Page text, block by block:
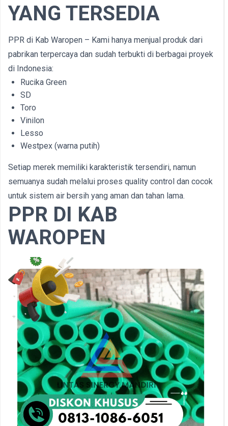
YANG TERSEDIA
PPR di Kab Waropen – Kami hanya menjual produk dari
pabrikan terpercaya dan sudah terbukti di berbagai proyek
di Indonesia:
Rucika Green
SD
Toro
Vinilon
Lesso
Westpex (warna putih)
Setiap merek memiliki karakteristik tersendiri, namun
semuanya sudah melalui proses quality control dan cocok
untuk sistem air bersih yang aman dan tahan lama.
PPR DI KAB
WAROPEN